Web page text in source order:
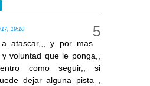
17, 19:10
atascar,,, y por mas
y voluntad que le ponga,,
como seguir,, si
dejar alguna pista ,